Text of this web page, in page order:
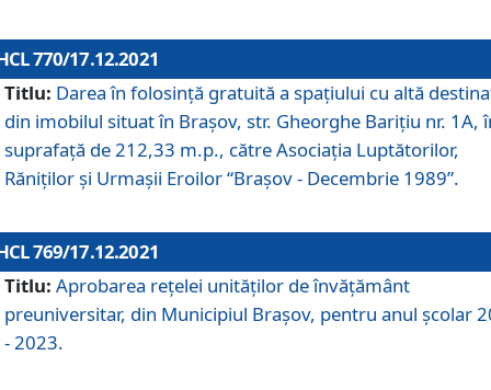
770/17.12.2021
Titlu: Darea în folosinţă gratuită a spaţiului cu altă
din imobilul situat în Braşov, str. Gheorghe Bariţiu nr. 1A,
suprafaţă de 212,33 m.p., către Asociaţia Luptătorilor,
Răniţilor şi Urmaşii Eroilor “Braşov - Decembrie 1989”.
769/17.12.2021
Titlu: Aprobarea reţelei unităţilor de învăţământ
preuniversitar, din Municipiul Braşov, pentru anul şcolar
- 2023.